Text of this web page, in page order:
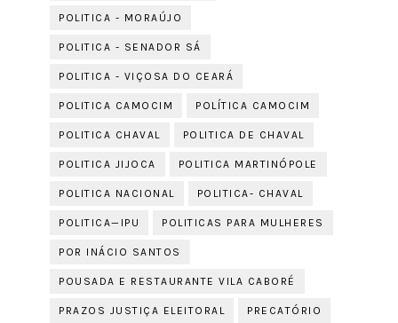
POLITICA - MORAÚJO
POLITICA - SENADOR SÁ
POLITICA - VIÇOSA DO CEARÁ
POLITICA CAMOCIM POLÍTICA CAMOCIM
POLITICA CHAVAL POLITICA DE CHAVAL
POLITICA JIJOCA POLITICA MARTINÓPOLE
POLITICA NACIONAL POLITICA- CHAVAL
POLITICA—IPU POLITICAS PARA MULHERES
POR INÁCIO SANTOS
POUSADA E RESTAURANTE VILA CABORÉ
PRAZOS JUSTIÇA ELEITORAL PRECATÓRIO